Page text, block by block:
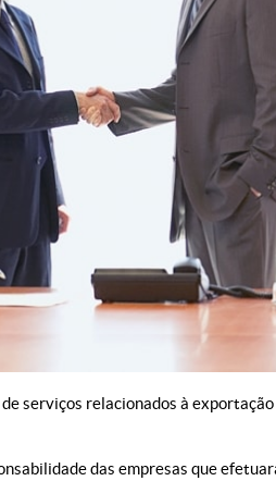
serviços relacionados à
das empresas que